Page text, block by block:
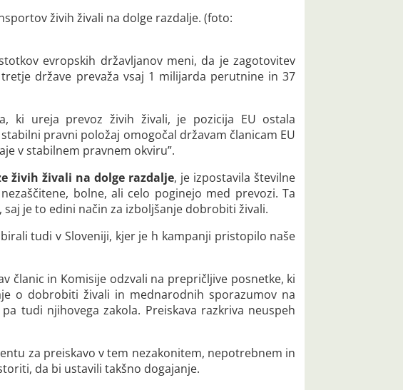
živih živali na dolge razdalje. (foto:
evropskih državljanov meni, da je zagotovitev
države prevaža vsaj 1 milijarda perutnine in 37
ki ureja prevoz živih živali, je pozicija EU ostala
pravni položaj omogočal državam članicam EU
v stabilnem pravnem okviru”.
živih živali na dolge razdalje, je izpostavila številne
bolne, ali celo poginejo med prevozi. Ta
je to edini način za izboljšanje dobrobiti živali.
tudi v Sloveniji, kjer je h kampanji pristopilo naše
članic in Komisije odzvali na prepričljive posnetke, ki
o dobrobiti živali in mednarodnih sporazumov na
tudi njihovega zakola. Preiskava razkriva neuspeh
za preiskavo v tem nezakonitem, nepotrebnem in
da bi ustavili takšno dogajanje.